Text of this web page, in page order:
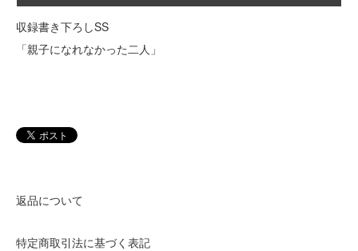
収録書き下ろしSS
「親子になれなかった二人」
返品について
特定商取引法に基づく表記